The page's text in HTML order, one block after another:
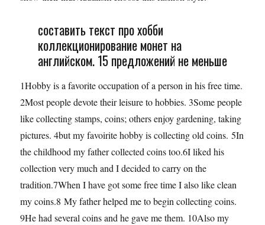
составить текст про хобби
коллекционирование монет на
английском. 15 предложений не меньше
1Hobby is a favorite occupation of a person in his free time.
2Most people devote their leisure to hobbies. 3Some people
like collecting stamps, coins; others enjoy gardening, taking
pictures. 4but my favoirite hobby is collecting old coins. 5In
the childhood my father collected coins too.6I liked his
collection very much and I decided to carry on the
tradition.7When I have got some free time I also like clean
my coins.8 My father helped me to begin collecting coins.
9He had several coins and he gave me them. 10Also my